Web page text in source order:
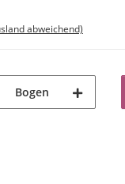
abweichend)
Bogen